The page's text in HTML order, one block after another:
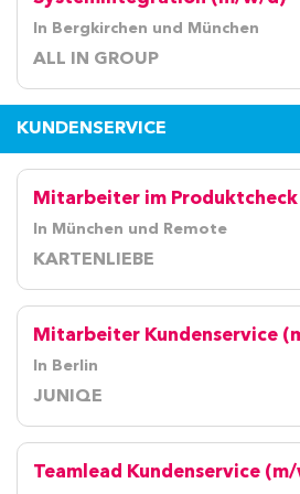
In Bergkirchen und München
ALL IN GROUP
KUNDENSERVICE
Mitarbeiter im
In München und Remote
KARTENLIEBE
Mitarbeiter Kundenservice
In Berlin
JUNIQE
Teamlead Kundenservice